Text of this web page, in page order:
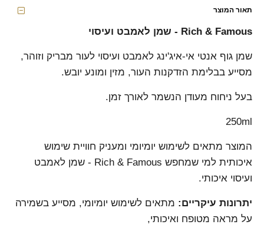
תאור המוצר
Rich & Famous - שמן לאמבט ועיסוי
שמן גוף אנטי אי-איג'ינג לאמבט ועיסוי לעור מבריק וזוהר,
מסייע בבלימת הזדקנות העור, מזין ומונע יובש.
בעל ניחוח מעודן הנשמר לאורך זמן.
250ml
המוצר מתאים לשימוש יומיומי ומעניק חוויית שימוש
איכותית למי שמחפש Rich & Famous - שמן לאמבט
ועיסוי איכותי.
יתרונות עיקריים: מתאים לשימוש יומיומי, מסייע בשמירה
על מראה מטופח ואיכותי,